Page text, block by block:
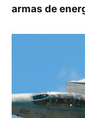
armas de